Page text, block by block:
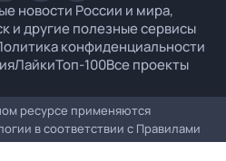
новости России и мира,
и другие полезные сервисы
конфиденциальности
ЛайкиТоп-100Все проекты
ресурсе применяются
в соответствии с Правилами